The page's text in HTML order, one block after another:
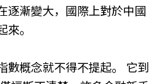
逐漸變大，國際上對於中國
。
數概念就不得不提起。 它到